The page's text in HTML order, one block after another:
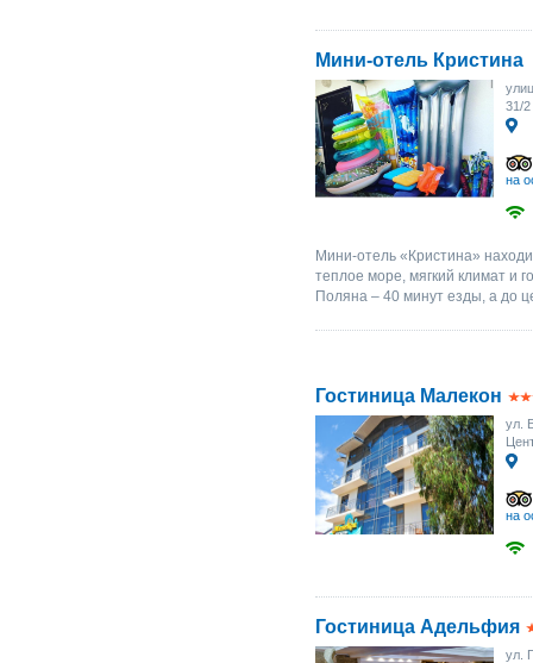
Мини-отель Кристина
31/2
на
Мини-отель «Кристина»
теплое море, мягкий климат и
Поляна – 40 минут езды, а до
Гостиница Малекон
ул.
на
Гостиница Адельфия
ул.